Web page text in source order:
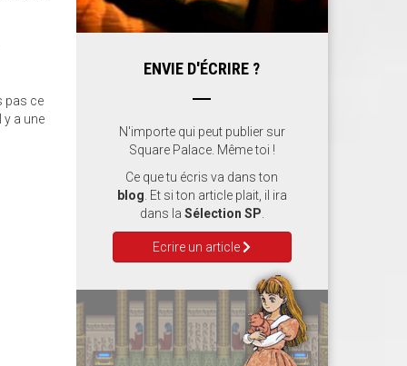
pas ce
y a une
ENVIE D'ÉCRIRE ?
N'importe qui peut publier sur
Square Palace. Même toi !
Ce que tu écris va dans ton
blog . Et si ton article plait, il ira
dans la Sélection SP
Ecrire un article